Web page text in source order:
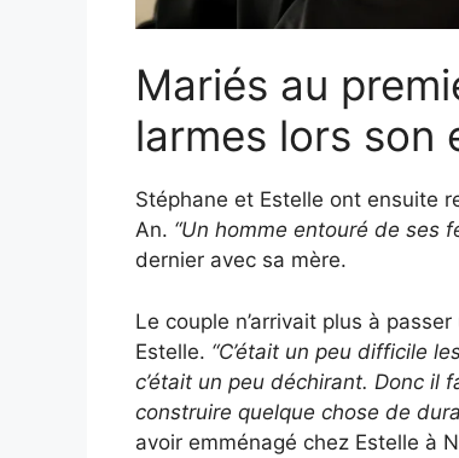
Mariés au
larmes lors son
Stéphane et Estelle ont ensuite
An. “Un homme entouré de ses
dernier avec sa mère.
Le couple n’arrivait plus à
Estelle. “C’était un peu difficile
c’était un peu déchirant. Donc il
construire quelque chose de
avoir emménagé chez Estelle à